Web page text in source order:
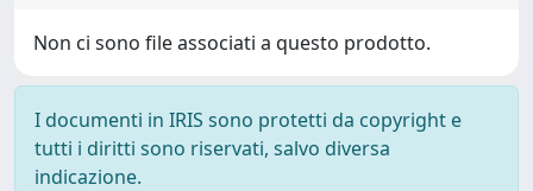
Non ci sono file associati a questo prodotto.
I documenti in IRIS sono protetti da copyright e
tutti i diritti sono riservati, salvo diversa
indicazione.